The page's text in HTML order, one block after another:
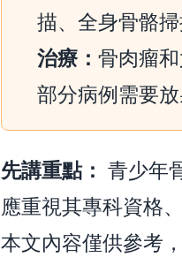
描、全身骨骼
治療： 骨肉瘤
部分病例需要
先講重點： 青少年
應重視其專科資格
本文內容僅供參考